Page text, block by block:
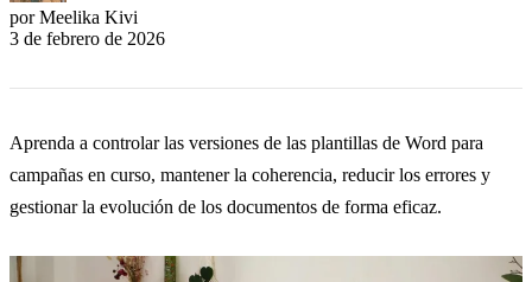
por Meelika Kivi
3 de febrero de 2026
Aprenda a controlar las versiones de las plantillas de Word para
campañas en curso, mantener la coherencia, reducir los errores y
gestionar la evolución de los documentos de forma eficaz.